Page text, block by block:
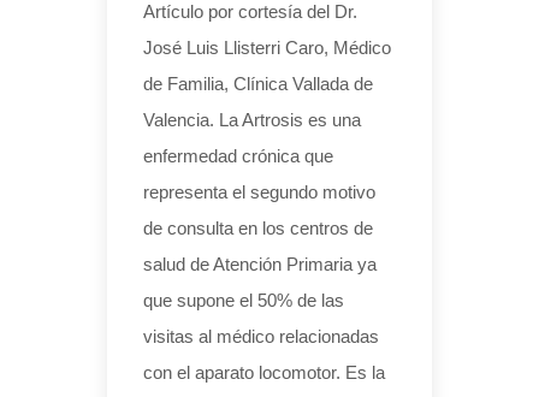
Artículo por cortesía del Dr.
José Luis Llisterri Caro, Médico
de Familia, Clínica Vallada de
Valencia. La Artrosis es una
enfermedad crónica que
representa el segundo motivo
de consulta en los centros de
salud de Atención Primaria ya
que supone el 50% de las
visitas al médico relacionadas
con el aparato locomotor. Es la